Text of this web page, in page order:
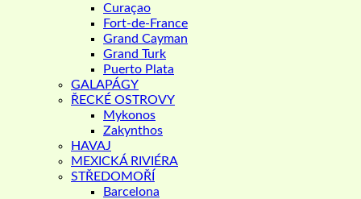
Curaçao
Fort-de-France
Grand Cayman
Grand Turk
Puerto Plata
GALAPÁGY
ŘECKÉ OSTROVY
Mykonos
Zakynthos
HAVAJ
MEXICKÁ RIVIÉRA
STŘEDOMOŘÍ
Barcelona